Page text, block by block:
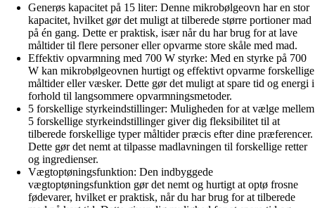
Generøs kapacitet på 15 liter: Denne mikrobølgeovn har en stor
kapacitet, hvilket gør det muligt at tilberede større portioner mad
på én gang. Dette er praktisk, især når du har brug for at lave
måltider til flere personer eller opvarme store skåle med mad.
Effektiv opvarmning med 700 W styrke: Med en styrke på 700
W kan mikrobølgeovnen hurtigt og effektivt opvarme forskellige
måltider eller væsker. Dette gør det muligt at spare tid og energi i
forhold til langsommere opvarmningsmetoder.
5 forskellige styrkeindstillinger: Muligheden for at vælge mellem
5 forskellige styrkeindstillinger giver dig fleksibilitet til at
tilberede forskellige typer måltider præcis efter dine præferencer.
Dette gør det nemt at tilpasse madlavningen til forskellige retter
og ingredienser.
Vægtoptøningsfunktion: Den indbyggede
vægtoptøningsfunktion gør det nemt og hurtigt at optø frosne
fødevarer, hvilket er praktisk, når du har brug for at tilberede